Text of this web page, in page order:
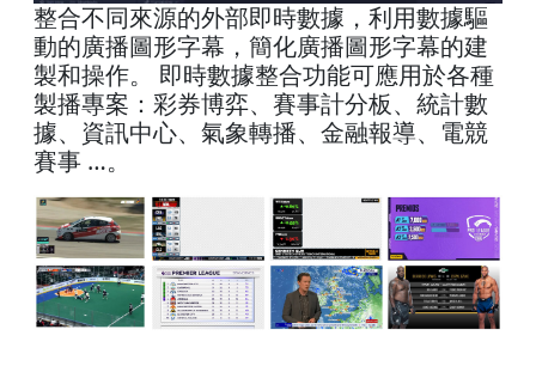
整合不同來源的外部即時數據，利用數據驅
動的廣播圖形字幕，簡化廣播圖形字幕的建
製和操作。 即時數據整合功能可應用於各種
製播專案：彩券博弈、賽事計分板、統計數
據、資訊中心、氣象轉播、金融報導、電競
賽事 …。